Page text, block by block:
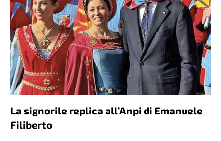
La signorile replica all’Anpi di Emanuele
Filiberto